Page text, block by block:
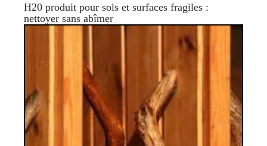
H20 produit pour sols et surfaces fragiles :
nettoyer sans abîmer